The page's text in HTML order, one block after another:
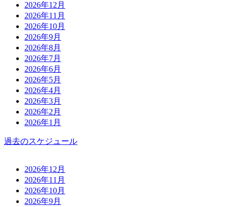
2026年12月
2026年11月
2026年10月
2026年9月
2026年8月
2026年7月
2026年6月
2026年5月
2026年4月
2026年3月
2026年2月
2026年1月
過去のスケジュール
2026年12月
2026年11月
2026年10月
2026年9月